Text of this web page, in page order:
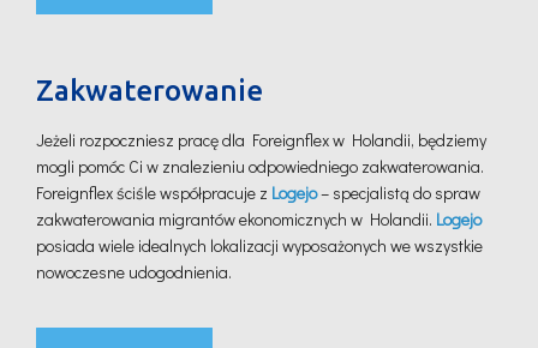
Zakwaterowanie
Jeżeli rozpoczniesz pracę dla Foreignflex w Holandii, będziemy
mogli pomóc Ci w znalezieniu odpowiedniego zakwaterowania.
Foreignflex ściśle współpracuje z Logejo– specjalistą do spraw
zakwaterowania migrantów ekonomicznych w Holandii. Logejo
posiada wiele idealnych lokalizacji wyposażonych we wszystkie
nowoczesne udogodnienia.